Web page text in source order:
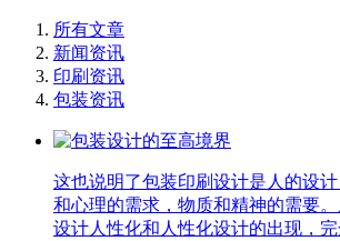
所有文章
新闻资讯
印刷资讯
包装资讯
这也说明了包装印刷设计是人的设
和心理的需求，物质和精神的需要。
设计人性化和人性化设计的出现，